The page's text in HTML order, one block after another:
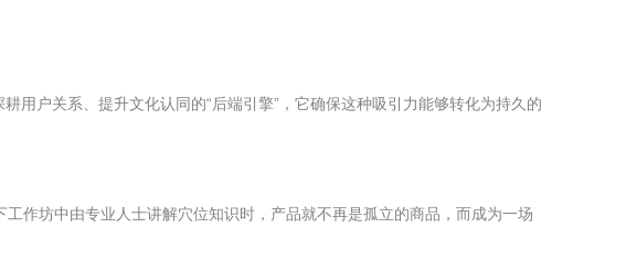
用户关系、提升文化认同的“后端引擎”，它确保这种吸引力能够转化为持久的
作坊中由专业人士讲解穴位知识时，产品就不再是孤立的商品，而成为一场